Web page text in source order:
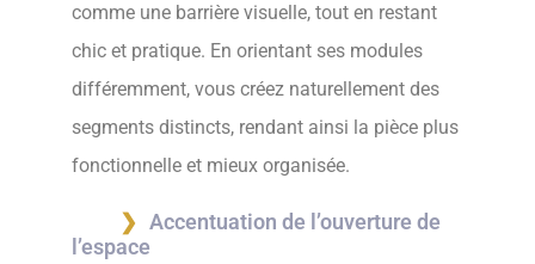
comme une barrière visuelle, tout en restant
chic et pratique. En orientant ses modules
différemment, vous créez naturellement des
segments distincts, rendant ainsi la pièce plus
fonctionnelle et mieux organisée.
Accentuation de l’ouverture de
l’espace